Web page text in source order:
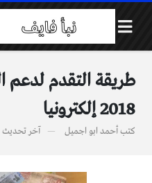
2018 إلكترونيا
كتبأحمد ابو اجميل آخر تحديث